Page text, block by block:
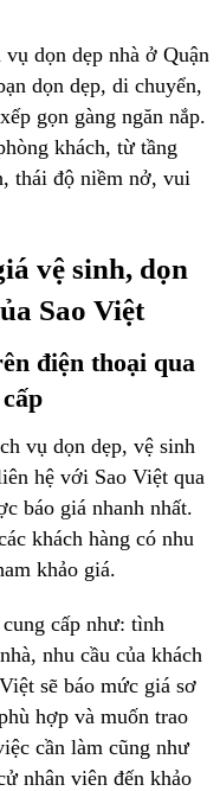
dọn dẹp nhà ở Quận
dọn dẹp, di chuyển,
gọn gàng ngăn nắp.
khách, từ tầng
thái độ niềm nở, vui
vệ sinh, dọn
Sao Việt
điện thoại qua
vụ dọn dẹp, vệ sinh
hệ với Sao Việt qua
báo giá nhanh nhất.
khách hàng có nhu
khảo giá.
cấp như: tình
nhu cầu của khách
sẽ báo mức giá sơ
hợp và muốn trao
cần làm cũng như
nhân viên đến khảo